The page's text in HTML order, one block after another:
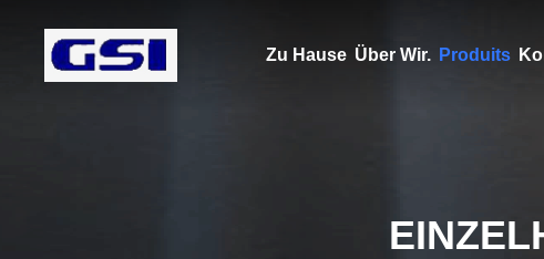
Zu Hause Über Wir. Produits